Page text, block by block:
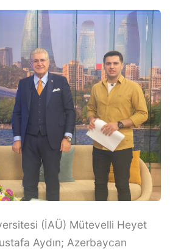
(İAÜ) Mütevelli Heyet
Aydın; Azerbaycan